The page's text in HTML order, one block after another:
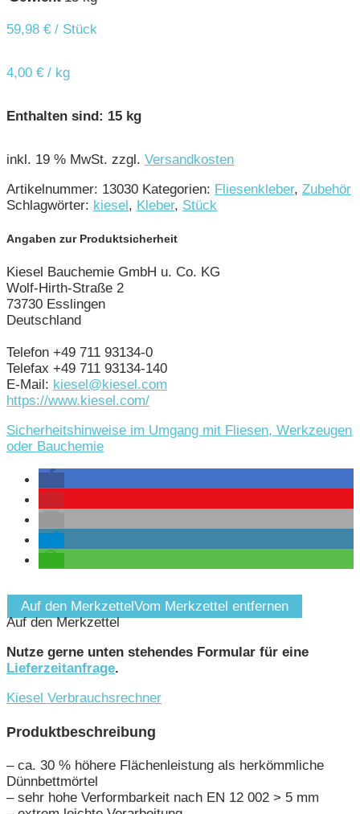
59,98 € / Stück
4,00 € / kg
Enthalten sind: 15 kg
inkl. 19 % MwSt. zzgl. Versandkosten
Artikelnummer: 13030 Kategorien: Fliesenkleber, Zubehör
Schlagwörter: kiesel, Kleber, Stück
Angaben zur Produktsicherheit
Kiesel Bauchemie GmbH u. Co. KG
Wolf-Hirth-Straße 2
73730 Esslingen
Deutschland
Telefon +49 711 93134-0
Telefax +49 711 93134-140
E-Mail: kiesel@kiesel.com
https://www.kiesel.com/
Sicherheitshinweise im Umgang mit Fliesen, Werkzeugen
oder Bauchemie
Auf den MerkzettelVom Merkzettel entfernen
Auf den Merkzettel
Nutze gerne unten stehendes Formular für eine
Lieferzeitanfrage.
Kiesel Verbrauchsrechner
Produktbeschreibung
– ca. 30 % höhere Flächenleistung als herkömmliche
Dünnbettmörtel
– sehr hohe Verformbarkeit nach EN 12 002 > 5 mm